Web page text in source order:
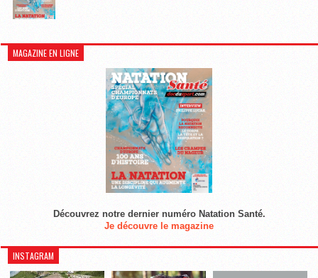
MAGAZINE EN LIGNE
Découvrez notre dernier numéro Natation Santé.
Je découvre le magazine
INSTAGRAM